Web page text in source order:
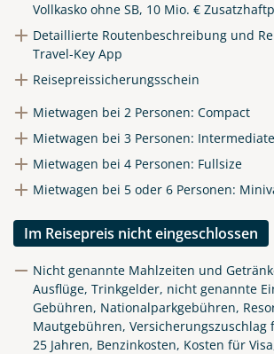
X
WhatsApp
Telegram
per E-Mail senden
Link kopieren
Vollkasko ohne SB, 10 Mio. €
Detaillierte Routenbeschreibung und
Travel-Key App
Reisepreissicherungsschein
Mietwagen bei 2 Personen: Compact
Mietwagen bei 3 Personen: Intermediate
Mietwagen bei 4 Personen: Fullsize
Mietwagen bei 5 oder 6 Personen:
Im Reisepreis nicht eingeschlossen
Nicht genannte Mahlzeiten und
Ausflüge, Trinkgelder, nicht genannte
Gebühren, Nationalparkgebühren,
Mautgebühren, Versicherungszuschlag
25 Jahren, Benzinkosten, Kosten für